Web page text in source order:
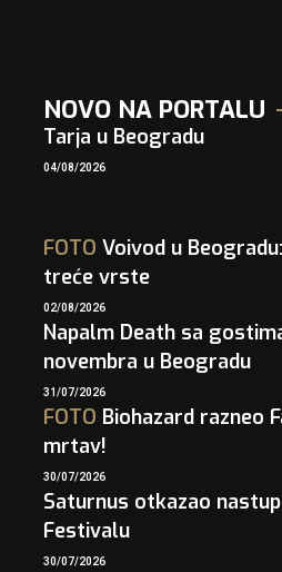
NOVO NA PORTALU
Tarja u Beogradu
04/08/2026
FOTO Voivod u
treće vrste
02/08/2026
Napalm Death sa
novembra u Beogradu
31/07/2026
FOTO Biohazard razneo
mrtav!
30/07/2026
Saturnus otkazao
Festivalu
30/07/2026